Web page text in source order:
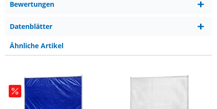
Bewertungen
Datenblätter
Ähnliche Artikel